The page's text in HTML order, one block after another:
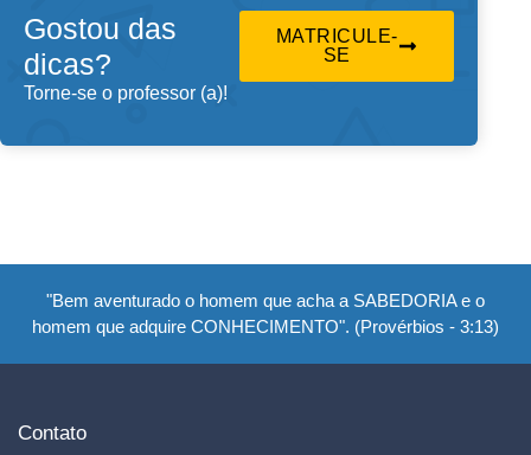
Gostou das
dicas?
Torne-se o professor (a)!
MATRICULE-
SE
"Bem aventurado o homem que acha a SABEDORIA e o
homem que adquire CONHECIMENTO". (Provérbios - 3:13)
Contato